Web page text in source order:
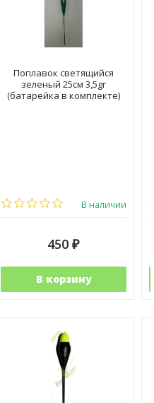
Поплавок светящийся
зеленый 25см 3,5gr
(батарейка в комплекте)
В наличии
450 ₽
В корзину